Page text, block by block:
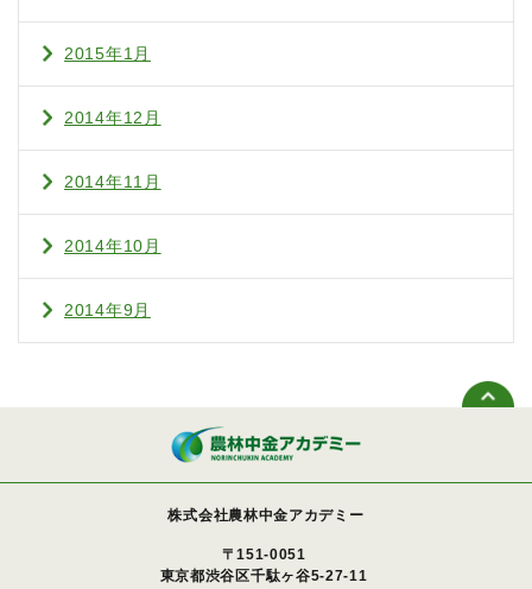
2015年1月
2014年12月
2014年11月
2014年10月
2014年9月
株式会社農林中金アカデミー
〒151-0051
東京都渋谷区千駄ヶ谷5-27-11